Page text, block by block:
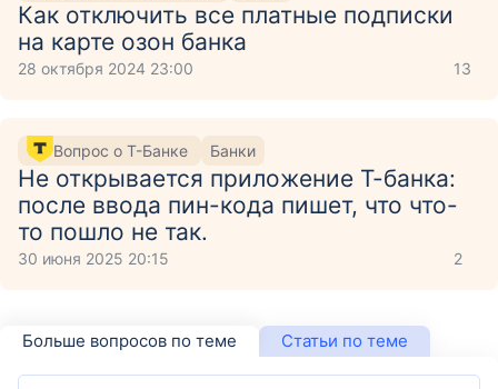
Как отключить все платные подписки
на карте озон банка
28 октября 2024 23:00 13
Вопрос о Т-Банке Банки
Не открывается приложение Т-банка:
после ввода пин-кода пишет, что что-
то пошло не так.
30 июня 2025 20:15 2
Больше вопросов по теме Статьи по теме